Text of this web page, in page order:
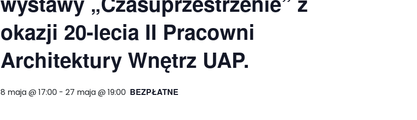
okazji 20-lecia II Pracowni
Architektury Wnętrz UAP.
8 maja @ 17:00 - 27 maja @ 19:00 BEZPŁATNE